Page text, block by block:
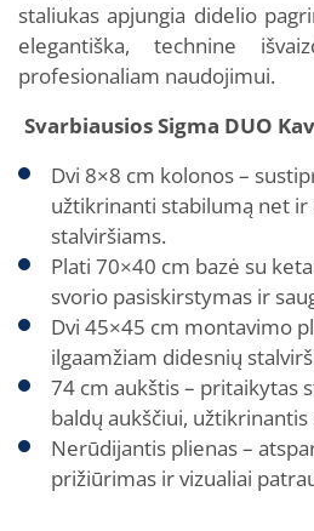
staliukas apjungia didelio
elegantiška, technine
profesionaliam naudojimui.
Svarbiausios Sigma DUO
Dvi 8×8 cm kolonos –
užtikrinanti stabilumą net
stalviršiams.
Plati 70×40 cm bazė su
svorio pasiskirstymas ir
Dvi 45×45 cm montavimo
ilgaamžiam didesnių
74 cm aukštis – pritaikytas
baldų aukščiui,
Nerūdijantis plienas –
prižiūrimas ir vizualiai